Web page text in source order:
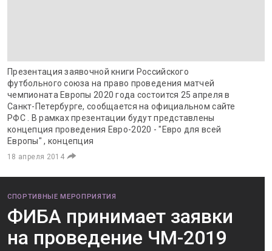
Презентация заявочной книги Российского
футбольного союза на право проведения матчей
чемпионата Европы 2020 года состоится 25 апреля в
Санкт-Петербурге, сообщается на официальном сайте
РФС . В рамках презентации будут представлены
концепция проведения Евро-2020 - "Евро для всей
Европы" , концепция
18 апреля 2014
СПОРТИВНЫЕ МЕРОПРИЯТИЯ
ФИБА принимает заявки
на проведение ЧМ-2019